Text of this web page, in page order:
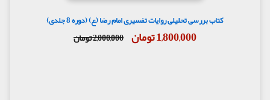
کتاب بررسی تحلیلی روایات تفسیری امام رضا (ع) (دوره 8 جلدی)
1,800,000 تومان 2,000,000 تومان